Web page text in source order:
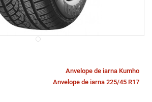
Anvelope de iarna Kumho
Anvelope de iarna 225/45 R17